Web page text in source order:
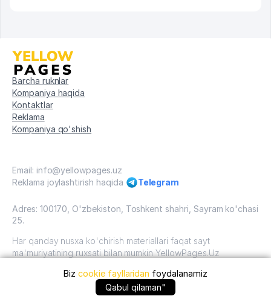
Barcha ruknlar
Kompaniya haqida
Kontaktlar
Reklama
Kompaniya qo'shish
Email: info@yellowpages.uz
Reklama joylashtirish haqida
Telegram
Adres: 100170, O'zbekiston, Toshkent shahri, Sayram ko'chasi
25.
Har qanday nusxa ko'chirish materiallari faqat sayt
ma'muriyatining ruxsati bilan mumkin YellowPages.Uz
O'zbekiston, 2009 - 2026 / O'zbekiston "sariq
sahifalar"mualliflik huquqi. Barcha huquqlar himoyalangan.
Bizcookie fayllaridan foydalanamiz
Qabul qilaman"